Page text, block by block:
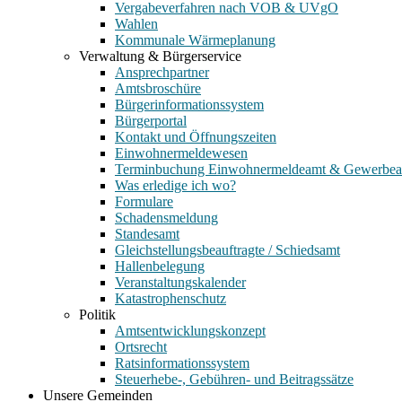
Vergabeverfahren nach VOB & UVgO
Wahlen
Kommunale Wärmeplanung
Verwaltung & Bürgerservice
Ansprechpartner
Amtsbroschüre
Bürgerinformationssystem
Bürgerportal
Kontakt und Öffnungszeiten
Einwohnermeldewesen
Terminbuchung Einwohnermeldeamt &
Was erledige ich wo?
Formulare
Schadensmeldung
Standesamt
Gleichstellungsbeauftragte / Schiedsamt
Hallenbelegung
Veranstaltungskalender
Katastrophenschutz
Politik
Amtsentwicklungskonzept
Ortsrecht
Ratsinformationssystem
Steuerhebe-, Gebühren- und Beitragssätze
Unsere Gemeinden